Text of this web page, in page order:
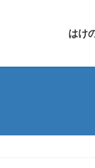
はけ